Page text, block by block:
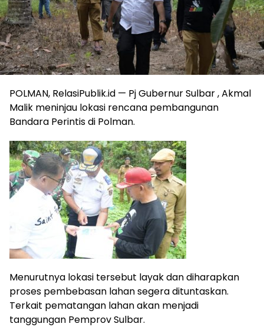
POLMAN, RelasiPublik.id — Pj Gubernur Sulbar , Akmal
Malik meninjau lokasi rencana pembangunan
Bandara Perintis di Polman.
Menurutnya lokasi tersebut layak dan diharapkan
proses pembebasan lahan segera dituntaskan.
Terkait pematangan lahan akan menjadi
tanggungan Pemprov Sulbar.